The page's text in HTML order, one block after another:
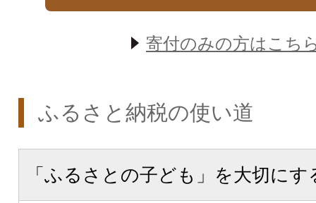
寄付のみの方はこち
ふるさと納税の使い道
「ふるさとの子ども」を大切にす